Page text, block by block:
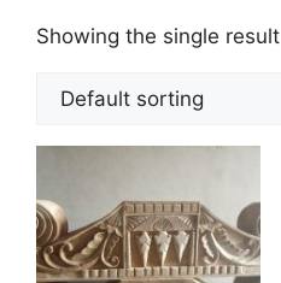
Showing the single result